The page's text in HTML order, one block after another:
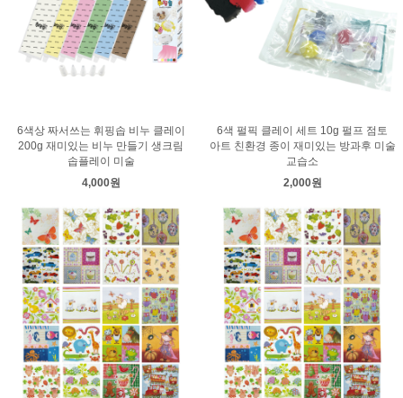
6색상 짜서쓰는 휘핑솝 비누 클레이
200g 재미있는 비누 만들기 생크림
솝플레이 미술
4,000원
6색 펄픽 클레이 세트 10g 펄프 점토
아트 친환경 종이 재미있는 방과후 미술
교습소
2,000원